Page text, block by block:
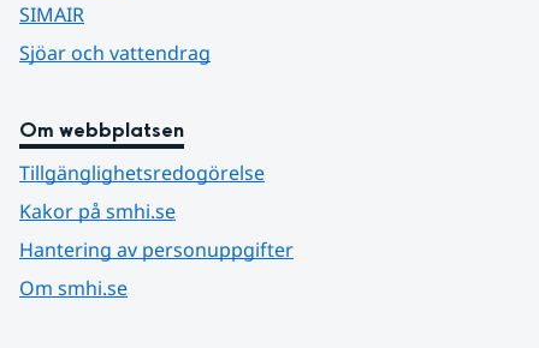
SIMAIR
Sjöar och vattendrag
Om webbplatsen
Tillgänglighetsredogörelse
Kakor på smhi.se
Hantering av personuppgifter
Om smhi.se